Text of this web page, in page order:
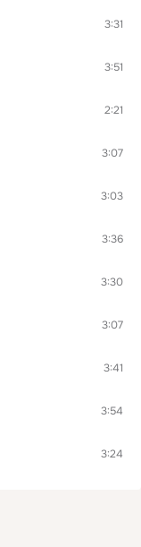
3:31
3:51
2:21
3:07
3:03
3:36
3:30
3:07
3:41
3:54
3:24